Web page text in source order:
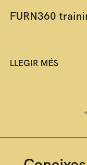
FURN360
LLEGIR MÉS